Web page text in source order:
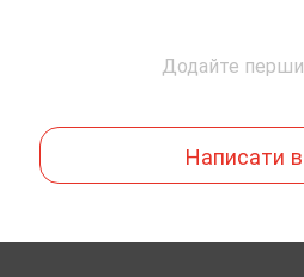
Додайте
Написати